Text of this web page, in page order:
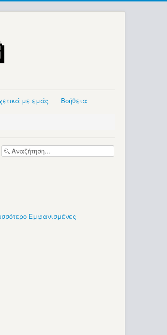
με εμάς Βοήθεια
Εμφανισμένες